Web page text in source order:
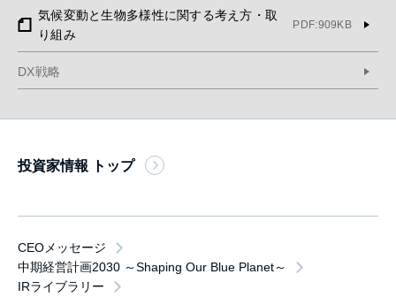
気候変動と生物多様性に関する考え方・取
り組み
PDF:909KB
DX戦略
投資家情報 トップ
CEOメッセージ
中期経営計画2030 ～Shaping Our Blue Planet～
IRライブラリー